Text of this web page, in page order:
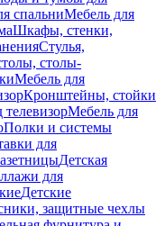
спальниМебель для
Шкафы, стенки,
Стулья,
столы-
Мебель для
Кронштейны, стойки
Мебель для
Полки и системы
для
Детская
для
Детские
защитные чехлы